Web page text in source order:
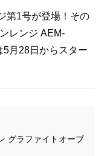
第1号が登場！その
レンジ AEM-
月28日からスター
グラファイトオーブ